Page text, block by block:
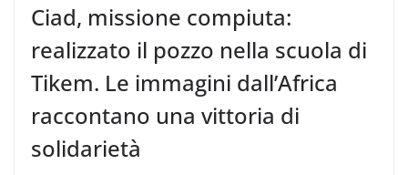
Ciad, missione compiuta:
realizzato il pozzo nella scuola di
Tikem. Le immagini dall’Africa
raccontano una vittoria di
solidarietà